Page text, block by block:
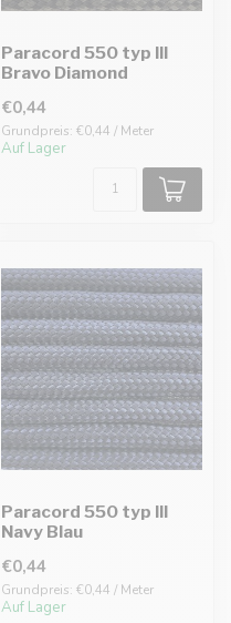
Paracord 550 typ III
Bravo Diamond
€0,44
Grundpreis: €0,44 / Meter
Auf Lager
Paracord 550 typ III
Navy Blau
€0,44
Grundpreis: €0,44 / Meter
Auf Lager